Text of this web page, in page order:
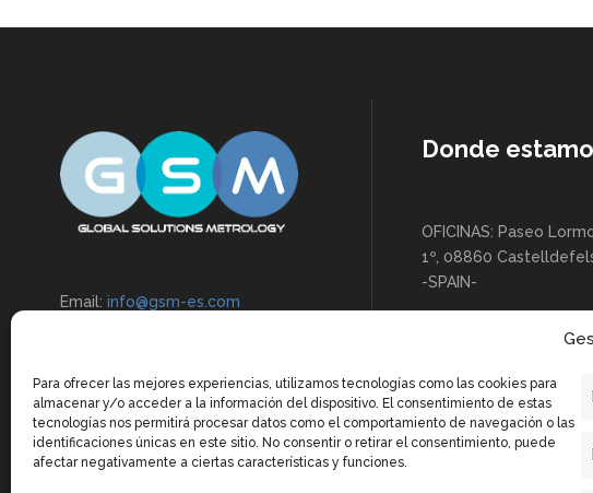
Para ofrecer las mejores experiencias, utilizamos tecnologías como las cookies para
almacenar y/o acceder a la información del dispositivo. El consentimiento de estas
tecnologías nos permitirá procesar datos como el comportamiento de navegación o las
identificaciones únicas en este sitio. No consentir o retirar el consentimiento, puede
afectar negativamente a ciertas características y funciones.
Email: info@gsm-es.com
Donde
OFICINAS: Paseo
1º, 08860
-SPAIN-
LOCAL: C/Industria
SPAIN-